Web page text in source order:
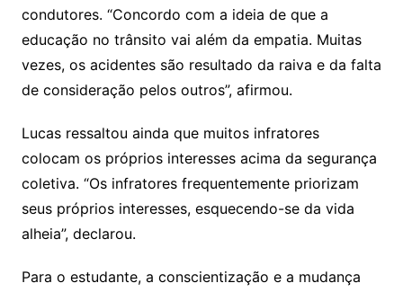
condutores. “Concordo com a ideia de que a
educação no trânsito vai além da empatia. Muitas
vezes, os acidentes são resultado da raiva e da falta
de consideração pelos outros”, afirmou.
Lucas ressaltou ainda que muitos infratores
colocam os próprios interesses acima da segurança
coletiva. “Os infratores frequentemente priorizam
seus próprios interesses, esquecendo-se da vida
alheia”, declarou.
Para o estudante, a conscientização e a mudança